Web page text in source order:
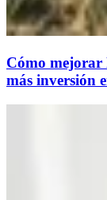
Cómo mejorar
más inversión